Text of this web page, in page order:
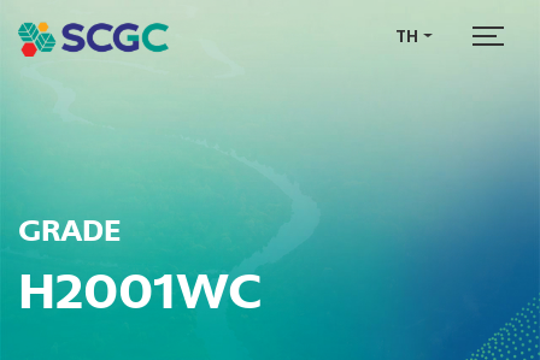
TH
GRADE
H2001WC